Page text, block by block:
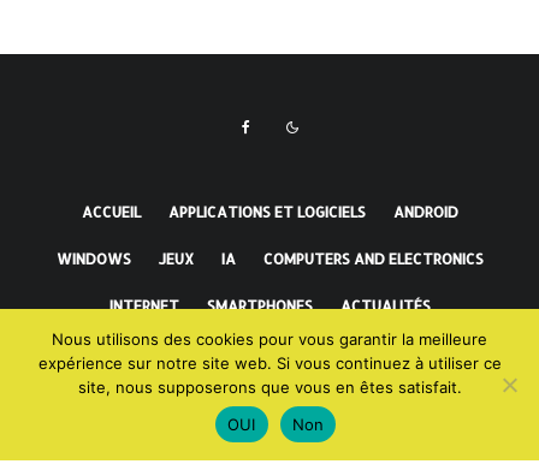
ACCUEIL APPLICATIONS ET LOGICIELS ANDROID
WINDOWS JEUX IA COMPUTERS AND ELECTRONICS
INTERNET SMARTPHONES ACTUALITÉS
FAITS INCROYABLES
Nous utilisons des cookies pour vous garantir la meilleure
expérience sur notre site web. Si vous continuez à utiliser ce
site, nous supposerons que vous en êtes satisfait.
OUI
Non